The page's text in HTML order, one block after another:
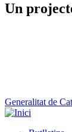
Un
Generalitat de